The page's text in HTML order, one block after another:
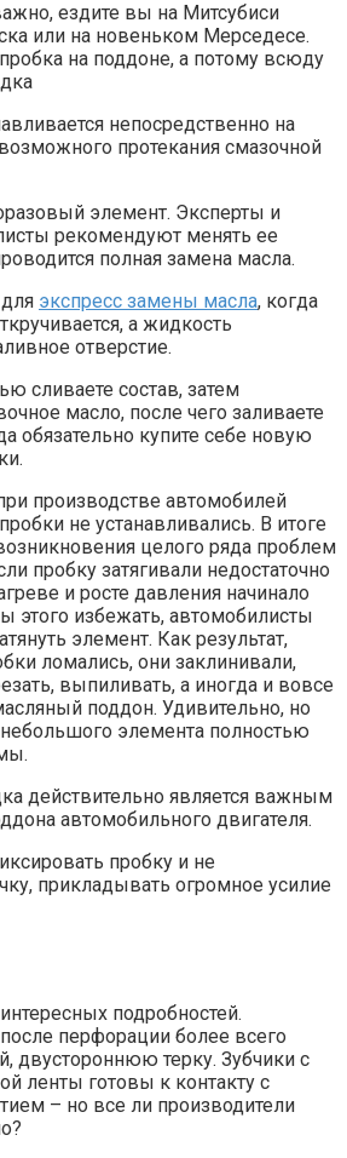
ездите вы на Митсубиси
или на новеньком Мерседесе.
на поддоне, а потому всюду
непосредственно на
протекания смазочной
элемент. Эксперты и
рекомендуют менять ее
полная замена масла.
экспресс замены масла, когда
а жидкость
отверстие.
сливаете состав, затем
масло, после чего заливаете
обязательно купите себе новую
производстве автомобилей
не устанавливались. В итоге
целого ряда проблем
пробку затягивали недостаточно
и росте давления начинало
этого избежать, автомобилисты
элемент. Как результат,
ломались, они заклинивали,
выпиливать, а иногда и вовсе
поддон. Удивительно, но
элемента полностью
действительно является важным
автомобильного двигателя.
пробку и не
прикладывать огромное усилие
подробностей.
перфорации более всего
двустороннюю терку. Зубчики с
ленты готовы к контакту с
– но все ли производители